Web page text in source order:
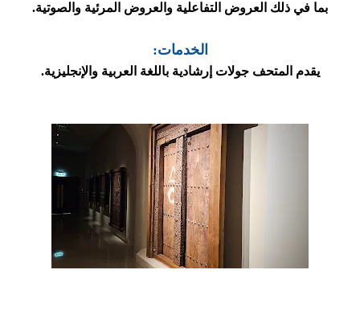
بما في ذلك العروض التفاعلية والعروض المرئية والصوتية.
الخدمات:
يقدم المتحف جولات إرشادية باللغة العربية والإنجليزية.